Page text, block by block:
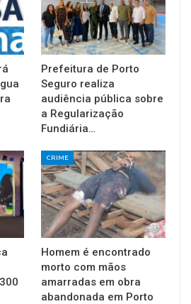
Prefeitura de Porto
Seguro realiza
audiência pública sobre
a Regularização
Fundiária…
CRIME
Homem é encontrado
morto com mãos
amarradas em obra
abandonada em Porto